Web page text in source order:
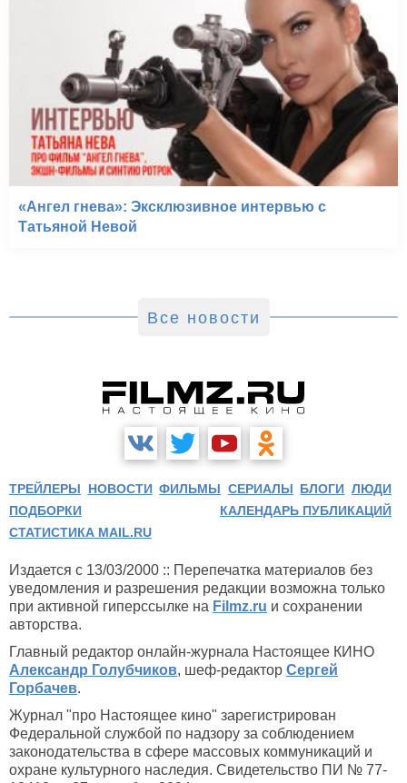
«Ангел гнева»: Эксклюзивное интервью с
Татьяной Невой
Все новости
ТРЕЙЛЕРЫ НОВОСТИ ФИЛЬМЫ СЕРИАЛЫ БЛОГИ ЛЮДИ
ПОДБОРКИ
КАЛЕНДАРЬ ПУБЛИКАЦИЙ
СТАТИСТИКА MAIL.RU
Издается с 13/03/2000 :: Перепечатка материалов без
уведомления и разрешения редакции возможна только
при активной гиперссылке на Filmz.ru и сохранении
авторства.
Главный редактор онлайн-журнала Настоящее КИНО
Александр Голубчиков, шеф-редактор Сергей
Горбачев.
Журнал "про Настоящее кино" зарегистрирован
Федеральной службой по надзору за соблюдением
законодательства в сфере массовых коммуникаций и
охране культурного наследия. Свидетельство ПИ № 77-